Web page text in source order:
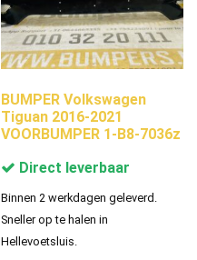
BUMPER Volkswagen
Tiguan 2016-2021
VOORBUMPER 1-B8-7036z
Direct leverbaar
Binnen 2 werkdagen geleverd.
Sneller op te halen in
Hellevoetsluis.